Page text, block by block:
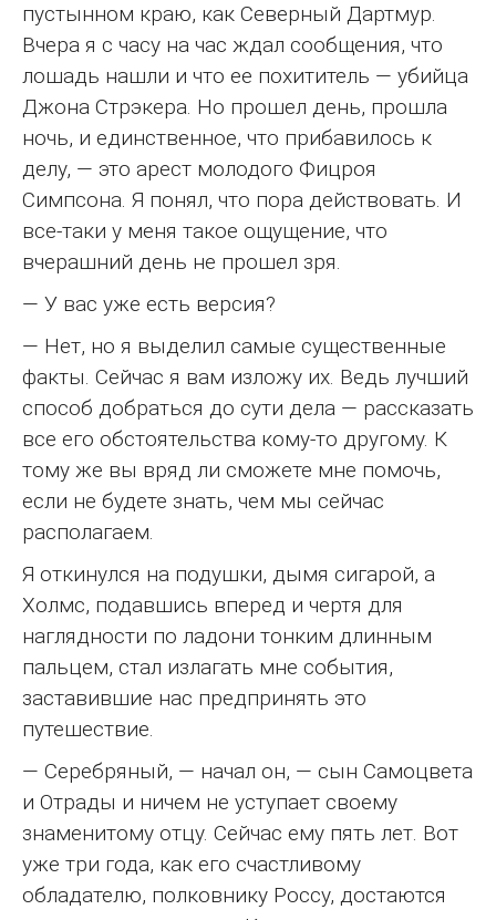
пустынном краю, как Северный Дартмур.
Вчера я с часу на час ждал сообщения, что
лошадь нашли и что ее похититель — убийца
Джона Стрэкера. Но прошел день, прошла
ночь, и единственное, что прибавилось к
делу, — это арест молодого Фицроя
Симпсона. Я понял, что пора действовать. И
все-таки у меня такое ощущение, что
вчерашний день не прошел зря.
— У вас уже есть версия?
— Нет, но я выделил самые существенные
факты. Сейчас я вам изложу их. Ведь лучший
способ добраться до сути дела — рассказать
все его обстоятельства кому-то другому. К
тому же вы вряд ли сможете мне помочь,
если не будете знать, чем мы сейчас
располагаем.
Я откинулся на подушки, дымя сигарой, а
Холмс, подавшись вперед и чертя для
наглядности по ладони тонким длинным
пальцем, стал излагать мне события,
заставившие нас предпринять это
путешествие.
— Серебряный, — начал он, — сын Самоцвета
и Отрады и ничем не уступает своему
знаменитому отцу. Сейчас ему пять лет. Вот
уже три года, как его счастливому
обладателю, полковнику Россу, достаются